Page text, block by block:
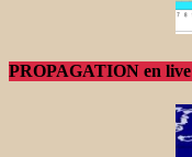
PROPAGATION en live